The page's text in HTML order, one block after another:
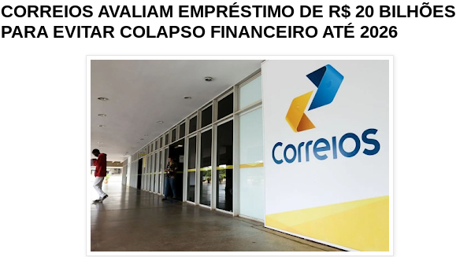
CORREIOS AVALIAM EMPRÉSTIMO DE R$ 20 BILHÕES
PARA EVITAR COLAPSO FINANCEIRO ATÉ 2026